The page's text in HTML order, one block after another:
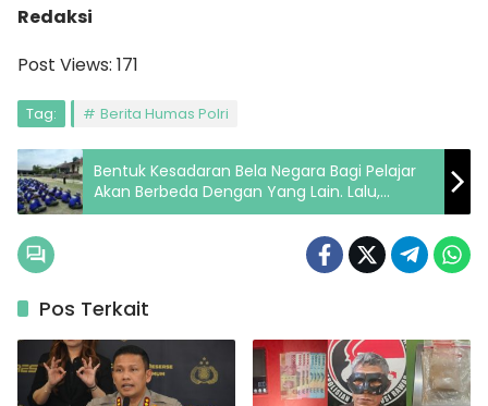
Redaksi
Post Views: 171
Tag: Berita Humas Polri
Bentuk Kesadaran Bela Negara Bagi Pelajar
Akan Berbeda Dengan Yang Lain. Lalu,
seperti apa bentuknya? Ini Kata Babinsa
Pos Terkait